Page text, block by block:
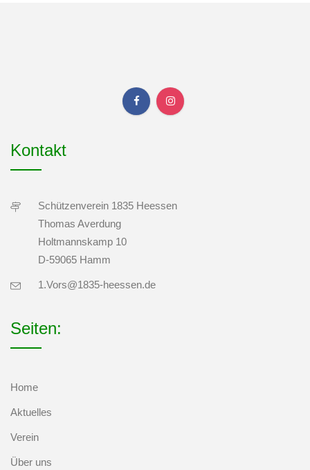
Kontakt
Schützenverein 1835 Heessen
Thomas Averdung
Holtmannskamp 10
D-59065 Hamm
1.Vors@1835-heessen.de
Seiten:
Home
Aktuelles
Verein
Über uns